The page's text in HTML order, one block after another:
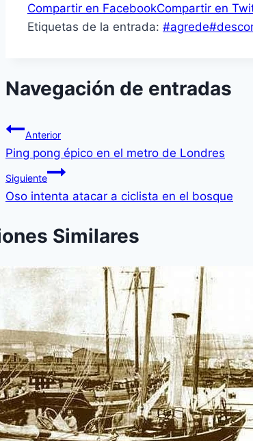
Compartir en FacebookCompartir en
Etiquetas de la entrada: #agrede#
Navegación de entradas
Anterior
Ping pong épico en el metro de Londres
Siguiente
Oso intenta atacar a ciclista en el bosque
Similares